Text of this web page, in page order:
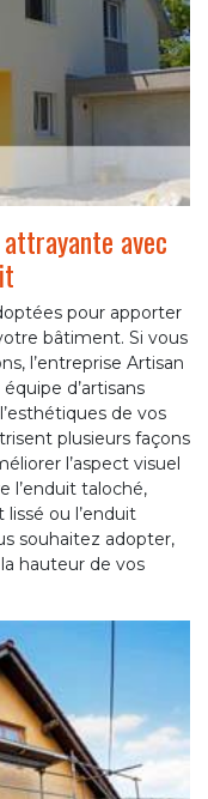
avec
pour apporter
bâtiment. Si vous
l’entreprise Artisan
d’artisans
de vos
plusieurs façons
l’aspect visuel
l’enduit taloché,
lissé ou l’enduit
souhaitez adopter,
hauteur de vos